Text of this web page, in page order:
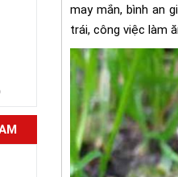
may mắn, bình an
trái, công việc làm